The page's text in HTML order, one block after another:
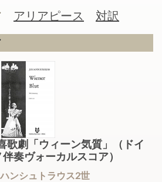
アリアピース
対訳
歌劇「ウィーン気質」（ドイ
奏ヴォーカルスコア）
ハンシュトラウス2世